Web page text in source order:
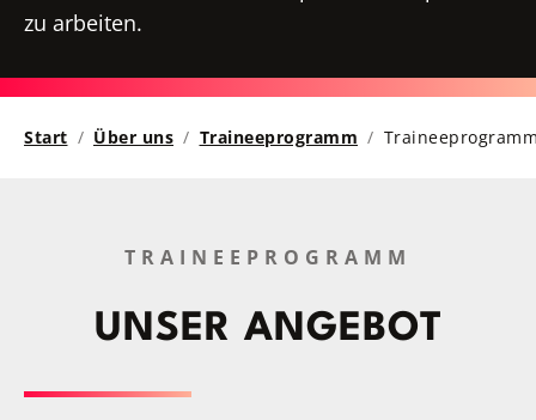
zu arbeiten.
Start Über uns Traineeprogramm
TRAINEEPROGRAMM
UNSER ANGEBOT